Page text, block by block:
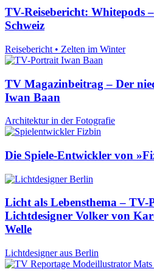
TV-Reisebericht: Whitepods
Schweiz
Reisebericht • Zelten im Winter
TV Magazinbeitrag – Der
Iwan Baan
Architektur in der Fotografie
Die Spiele-Entwickler von
Licht als Lebensthema –
Lichtdesigner Volker von
Welle
Lichtdesigner aus Berlin